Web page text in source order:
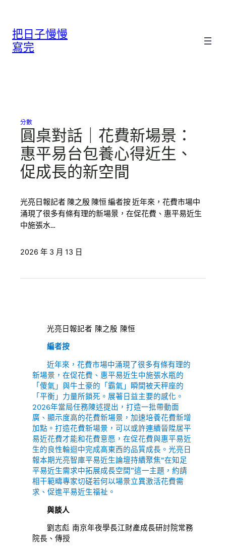
把日子慢慢
寫完
分數
圓桌對話｜花費新場景：
惠平易台包養心得近生、
促成長的新空間
光亮日報記者 陳之殷 陳恒 編者按 近年來，花費市場中
涌現了很多有條有理的新場景，在促花費、惠平易近生
中施張水…
2026 年 3 月 13 日
光亮日報記者 陳之殷 陳恒
編者按
近年來，花費市場中涌現了很多有條有理的
新場景，在促花費、惠平易近生中施張水瓶的
「傻氣」與牛土豪的「霸氣」瞬間被天秤座的
「平衡」力量所鎖死。展著日益主要的感化。
2026年當局任務陳述提出，打造一批帶動面
廣、顯示度高的花費新場景，加速培養花費新增
加點。打造花費新場景，可以或許連續晉陞居平
易近花費才能和花費意愿，在促花費與惠平易近
生的良性輪迴中完成高東西的品質成長。光亮日
報本期光亮智庫平易近生論壇持續聚焦“在知足
平易近生需求中拓展成長空間”這一主題，約請
相干範疇專家切磋若何以場景立異激活花費需
求、促進平易近生福祉。
與談人
劉志彪 南京年夜學長江財產成長研討院常務
院長、傳授